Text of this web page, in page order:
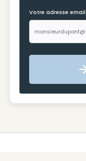
Votre adresse email